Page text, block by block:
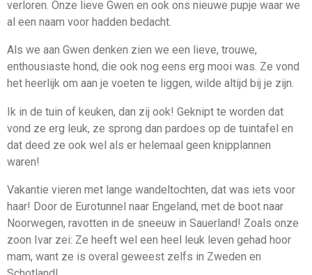
verloren. Onze lieve Gwen en ook ons nieuwe pupje waar we
al een naam voor hadden bedacht.
Als we aan Gwen denken zien we een lieve, trouwe,
enthousiaste hond, die ook nog eens erg mooi was. Ze vond
het heerlijk om aan je voeten te liggen, wilde altijd bij je zijn.
Ik in de tuin of keuken, dan zij ook! Geknipt te worden dat
vond ze erg leuk, ze sprong dan pardoes op de tuintafel en
dat deed ze ook wel als er helemaal geen knipplannen
waren!
Vakantie vieren met lange wandeltochten, dat was iets voor
haar! Door de Eurotunnel naar Engeland, met de boot naar
Noorwegen, ravotten in de sneeuw in Sauerland! Zoals onze
zoon Ivar zei: Ze heeft wel een heel leuk leven gehad hoor
mam, want ze is overal geweest zelfs in Zweden en